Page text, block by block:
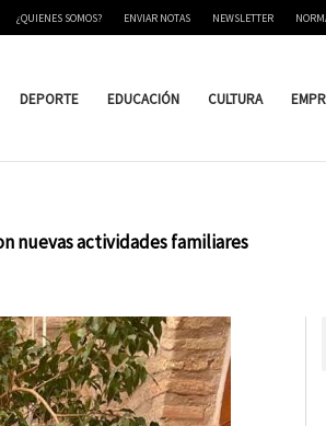
¿QUIENES SOMOS? ENVIAR NOTAS NEWSLETTER
DEPORTE EDUCACIÓN CULTURA
nuevas actividades familiares